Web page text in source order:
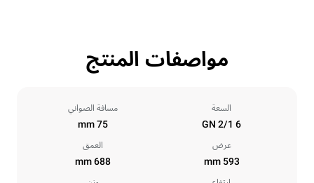
مواصفات المنتج
السعة
6 GN 2/1
مسافة الصواني
75 mm
عرض
593 mm
العمق
688 mm